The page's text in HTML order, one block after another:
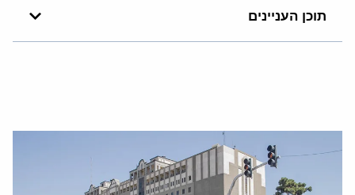
תוכן העניינים